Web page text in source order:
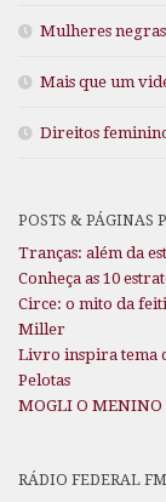
Mulheres
Mais que um
Direitos
POSTS & PÁGINAS
Tranças: além da
Conheça as 10
Circe: o mito da
Miller
Livro inspira tema
Pelotas
MOGLI O MENINO
RÁDIO FEDERAL FM